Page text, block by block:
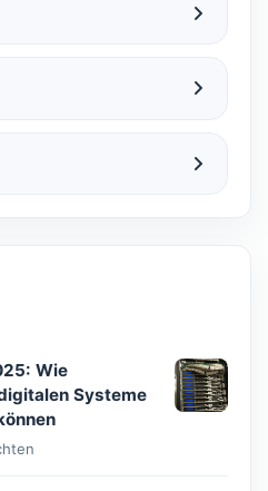
Wie
Systeme